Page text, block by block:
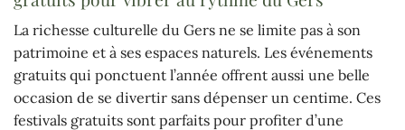
La richesse culturelle du Gers ne se limite pas à son
patrimoine et à ses espaces naturels. Les événements
gratuits qui ponctuent l’année offrent aussi une belle
occasion de se divertir sans dépenser un centime. Ces
festivals gratuits sont parfaits pour profiter d’une